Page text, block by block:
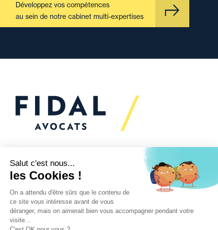
Développez vos compétences
au sein de notre cabinet multi-expertises
Vous souhaitez échanger
avec nous ?
Nous sommes
à votre écoute